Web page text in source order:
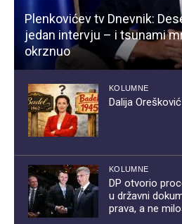
Plenkovićev tv Dnevnik:
jedan intervju – i tsunami
okrznuo
KOLUMNE
Dalija
KOLUMNE
DP otvorio
u državni
prava, a ne